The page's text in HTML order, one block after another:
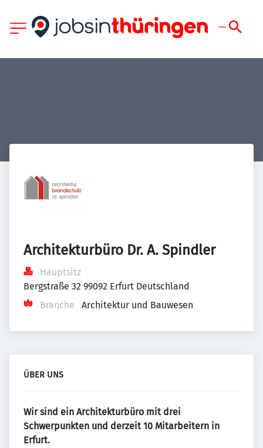
Architekturbüro Dr. A. Spindler
Hauptsitz
Bergstraße 32 99092 Erfurt Deutschland
Branche
Architektur und Bauwesen
ÜBER UNS
Wir sind ein Architekturbüro mit drei
Schwerpunkten und derzeit 10 Mitarbeitern in
Erfurt.